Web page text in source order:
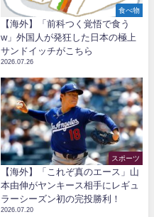
食べ物
【海外】「前科つく覚悟で食う
w」外国人が発狂した日本の極上
サンドイッチがこちら
2026.07.26
スポーツ
【海外】「これぞ真のエース」山
本由伸がヤンキース相手にレギュ
ラーシーズン初の完投勝利！
2026.07.20